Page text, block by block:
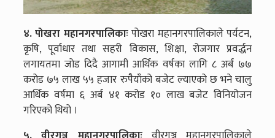
४. पोखरा महानगरपालिकाःपोखरा महानगरपालिकाले पर्यटन,
कृषि, पूर्वाधार तथा सहरी विकास, शिक्षा, रोजगार प्रवर्द्धन
लगायतमा जोड दिदै आगामी आर्थिक वर्षका लागि ८ अर्ब ७७
करोड ७५ लाख ५५ हजार रुपैयाँको बजेट ल्याएको छ भने चालु
आर्थिक वर्षमा ६ अर्ब ४१ करोड १० लाख बजेट विनियोजन
गरिएको थियो ।